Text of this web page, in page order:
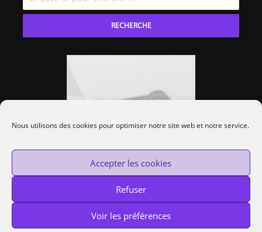
Nous utilisons des cookies pour optimiser notre site web et notre service.
Accepter les cookies
Refuser
Voir les préférences
RECHERCHE
Custom Protocol © 2014-2020 —Cookies